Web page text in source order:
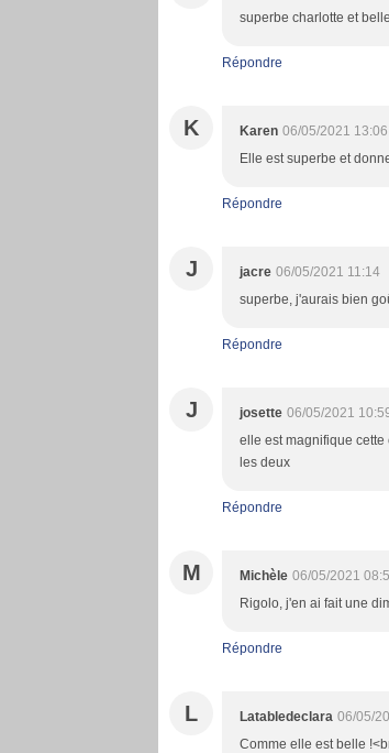
superbe charlotte et
Répondre
K Karen 06/05/2021 13:06
Elle est superbe et
Répondre
J jacre 06/05/2021 11:14
superbe, j'aurais bien
Répondre
J josette 06/05/2021
elle est magnifique
les deux
Répondre
M Michèle 06/05/2021
Rigolo, j'en ai fait une
Répondre
L Latabledeclara 06/05/
Comme elle est belle